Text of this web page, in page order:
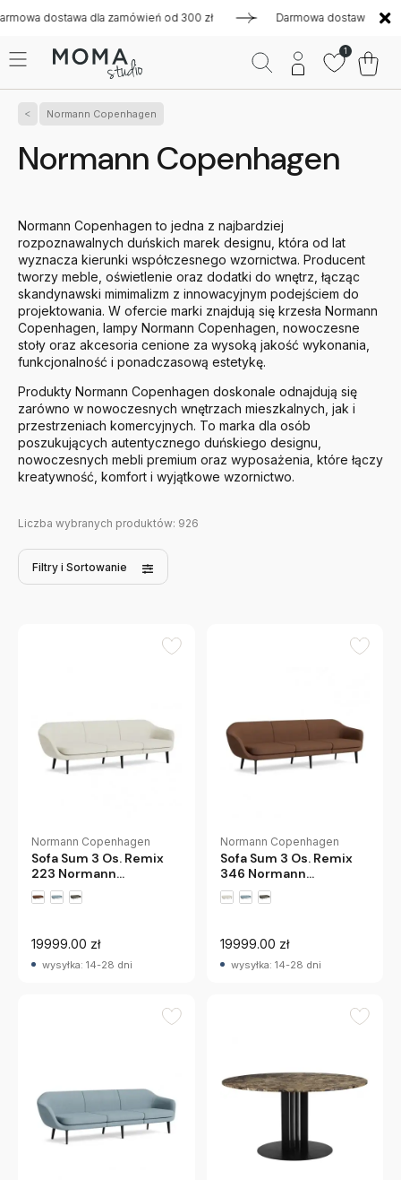
dla zamówień od 300 zł Darmowa dostawa dla
1
Normann Copenhagen
Normann Copenhagen
Normann Copenhagen to jedna z najbardziej
rozpoznawalnych duńskich marek designu, która od lat
wyznacza kierunki współczesnego wzornictwa. Producent
tworzy meble, oświetlenie oraz dodatki do wnętrz, łącząc
skandynawski mimimalizm z innowacyjnym podejściem do
projektowania. W ofercie marki znajdują się krzesła Normann
Copenhagen, lampy Normann Copenhagen, nowoczesne
stoły oraz akcesoria cenione za wysoką jakość wykonania,
funkcjonalność i ponadczasową estetykę.
Produkty Normann Copenhagen doskonale odnajdują się
zarówno w nowoczesnych wnętrzach mieszkalnych, jak i
przestrzeniach komercyjnych. To marka dla osób
poszukujących autentycznego duńskiego designu,
nowoczesnych mebli premium oraz wyposażenia, które łączy
kreatywność, komfort i wyjątkowe wzornictwo.
Liczba wybranych produktów: 926
Filtry i Sortowanie
Normann Copenhagen
Sofa Sum 3 Os. Remix
223 Normann
Copenhagen
19999.00 zł
wysyłka: 14-28 dni
Normann Copenhagen
Sofa Sum 3 Os. Remix
346 Normann
Copenhagen
19999.00 zł
wysyłka: 14-28 dni